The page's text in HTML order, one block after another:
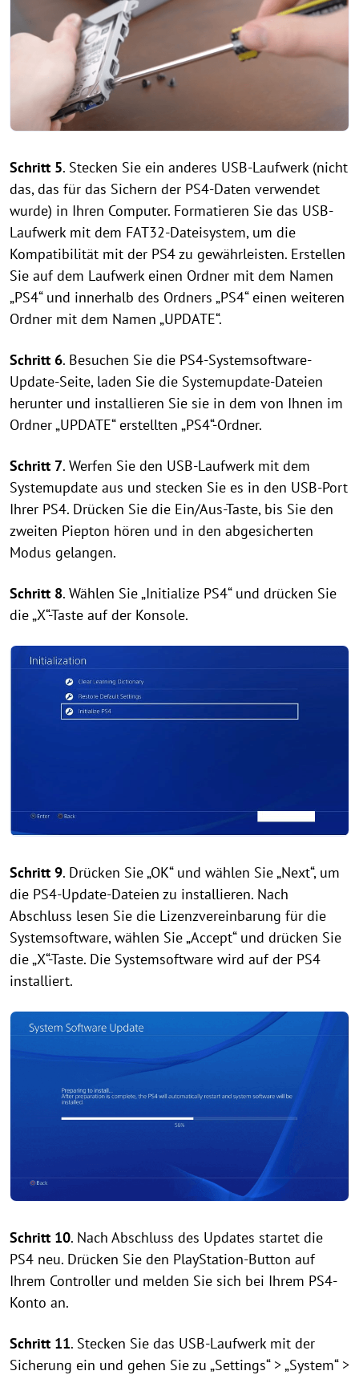
Schritt 5. Stecken Sie ein anderes USB-Laufwerk (nicht
das, das für das Sichern der PS4-Daten verwendet
wurde) in Ihren Computer. Formatieren Sie das USB-
Laufwerk mit dem FAT32-Dateisystem, um die
Kompatibilität mit der PS4 zu gewährleisten. Erstellen
Sie auf dem Laufwerk einen Ordner mit dem Namen
„PS4“ und innerhalb des Ordners „PS4“ einen weiteren
Ordner mit dem Namen „UPDATE“.
Schritt 6. Besuchen Sie die PS4-Systemsoftware-
Update-Seite, laden Sie die Systemupdate-Dateien
herunter und installieren Sie sie in dem von Ihnen im
Ordner „UPDATE“ erstellten „PS4“-Ordner.
Schritt 7. Werfen Sie den USB-Laufwerk mit dem
Systemupdate aus und stecken Sie es in den USB-Port
Ihrer PS4. Drücken Sie die Ein/Aus-Taste, bis Sie den
zweiten Piepton hören und in den abgesicherten
Modus gelangen.
Schritt 8. Wählen Sie „Initialize PS4“ und drücken Sie
die „X“-Taste auf der Konsole.
Schritt 9. Drücken Sie „OK“ und wählen Sie „Next“, um
die PS4-Update-Dateien zu installieren. Nach
Abschluss lesen Sie die Lizenzvereinbarung für die
Systemsoftware, wählen Sie „Accept“ und drücken Sie
die „X“-Taste. Die Systemsoftware wird auf der PS4
installiert.
Schritt 10. Nach Abschluss des Updates startet die
PS4 neu. Drücken Sie den PlayStation-Button auf
Ihrem Controller und melden Sie sich bei Ihrem PS4-
Konto an.
Schritt 11. Stecken Sie das USB-Laufwerk mit der
Sicherung ein und gehen Sie zu „Settings“ > „System“ >